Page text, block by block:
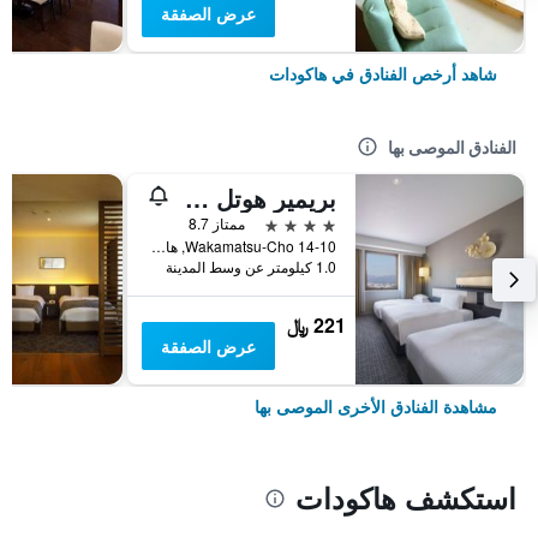
عرض الصفقة
شاهد أرخص الفنادق في هاكودات
الفنادق الموصى بها
بريمير هوتل - كابين بريزيدنت - هاكوديتي
4 نجوم
ممتاز 8.7
14-10 Wakamatsu-Cho, هاكودات, اليابان
1.0 كيلومتر عن وسط المدينة
221 ﷼
عرض الصفقة
مشاهدة الفنادق الأخرى الموصى بها
استكشف هاكودات